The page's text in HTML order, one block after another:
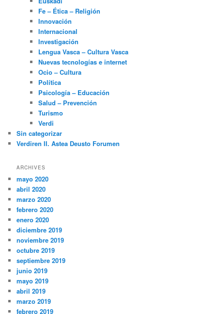
Fe – Ética – Religión
Innovación
Internacional
Investigación
Lengua Vasca – Cultura Vasca
Nuevas tecnologías e internet
Ocio – Cultura
Política
Psicología – Educación
Salud – Prevención
Turismo
Verdi
Sin categorizar
Verdiren II. Astea Deusto Forumen
ARCHIVES
mayo 2020
abril 2020
marzo 2020
febrero 2020
enero 2020
diciembre 2019
noviembre 2019
octubre 2019
septiembre 2019
junio 2019
mayo 2019
abril 2019
marzo 2019
febrero 2019